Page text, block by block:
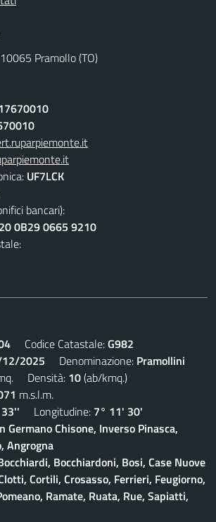
Pramollo (TO)
UF7LCK
bancari):
0B29 0665 9210
Codice Catastale:G982
2025 Denominazione: Pramollini
Densità: 10(ab/kmq.)
m.s.l.m.
Longitudine: 7° 11' 30'
Germano Chisone, Inverso Pinasca,
Angrogna
Bocchiardoni, Bosi, Case Nuove
Cortili, Crosasso, Ferrieri, Feugiorno,
Ramate, Ruata, Rue, Sapiatti,